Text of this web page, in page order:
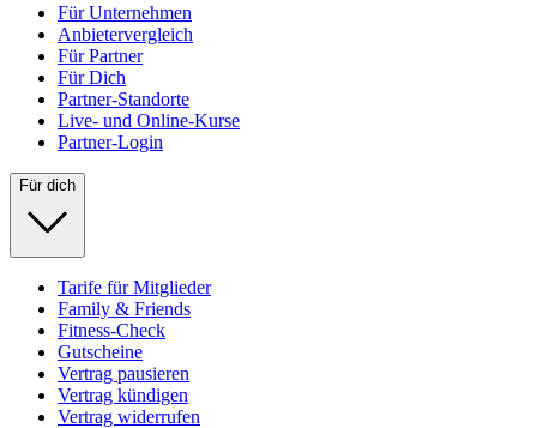
Für Unternehmen
Anbietervergleich
Für Partner
Für Dich
Partner-Standorte
Live- und Online-Kurse
Partner-Login
Für dich
Tarife für Mitglieder
Family & Friends
Fitness-Check
Gutscheine
Vertrag pausieren
Vertrag kündigen
Vertrag widerrufen